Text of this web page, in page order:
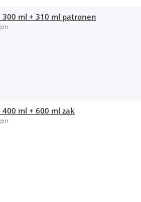
ml + 310 ml patronen
ml + 600 ml zak